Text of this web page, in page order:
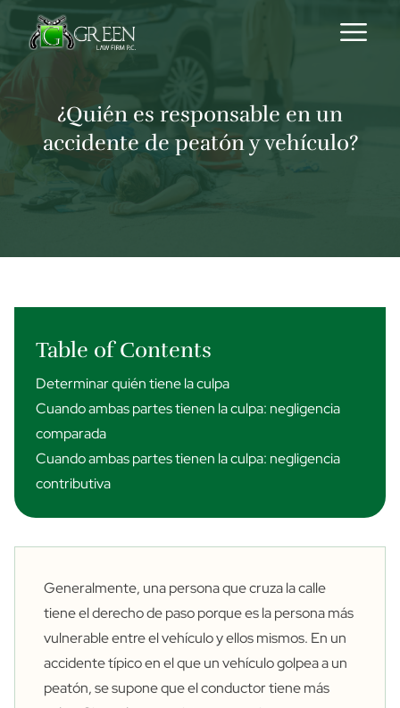
Skip to content
¿Quién es responsable en un
accidente de peatón y vehículo?
Table of Contents
Determinar quién tiene la culpa
Cuando ambas partes tienen la culpa: negligencia
comparada
Cuando ambas partes tienen la culpa: negligencia
contributiva
Generalmente, una persona que cruza la calle
tiene el derecho de paso porque es la persona más
vulnerable entre el vehículo y ellos mismos. En un
accidente típico en el que un vehículo golpea a un
peatón, se supone que el conductor tiene más